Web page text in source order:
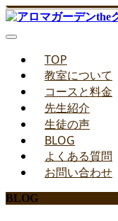
TOP
教室について
コースと料金
先生紹介
生徒の声
BLOG
よくある質問
お問い合わせ
BLOG